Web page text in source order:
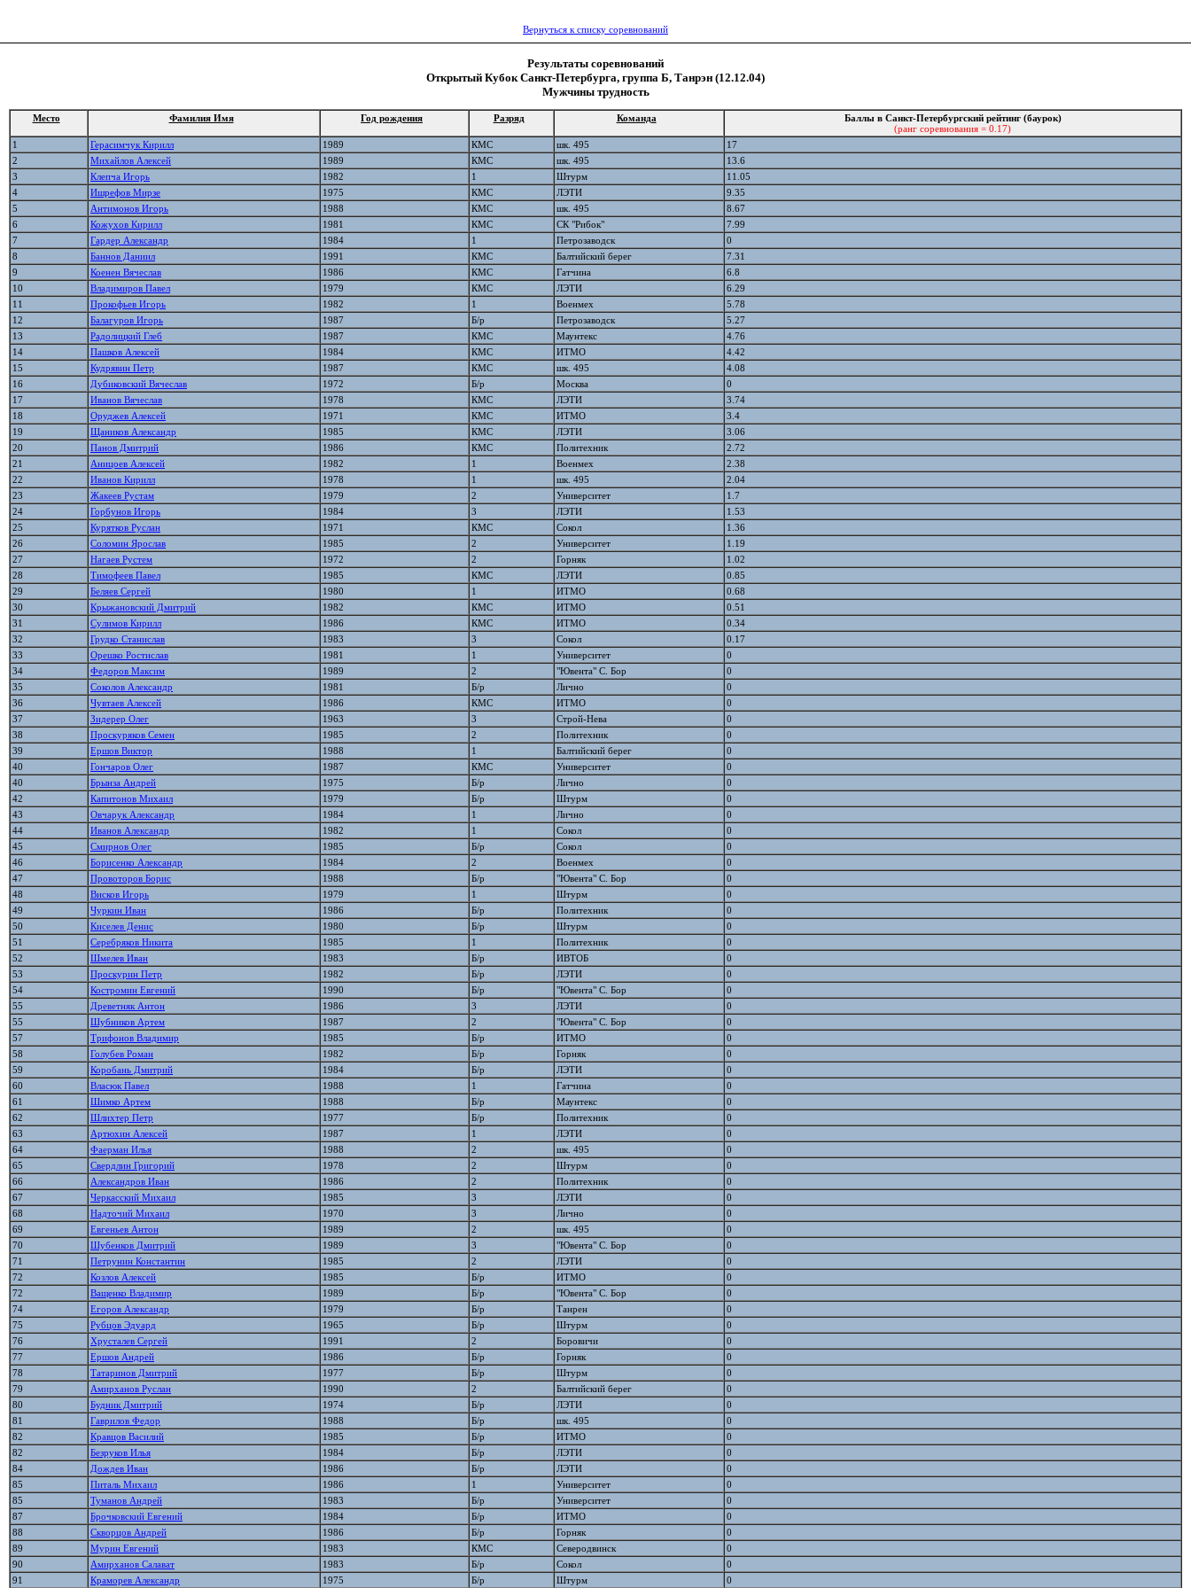
Вернуться к списку соревнований
Результаты соревнований
Открытый Кубок Санкт-Петербурга, группа Б, Танрэн (12.12.04)
Мужчины трудность
Место Фамилия Имя Год рождения Разряд Команда
Баллы в Санкт-Петербургский рейтинг (баурок)
(ранг соревнования = 0.17)
1
Герасимчук Кирилл 1989 КМС шк. 495
17
2
Михайлов Алексей 1989 КМС шк. 495
13.6
3
Клепча Игорь 1982 1 Штурм
11.05
4
Ишрефов Мирзе 1975 КМС ЛЭТИ
9.35
5
Антимонов Игорь 1988 КМС шк. 495
8.67
6
Кожухов Кирилл 1981 КМС СК "Рибок"
7.99
7
Гардер Александр 1984 1 Петрозаводск
0
8
Баннов Даниил 1991 КМС Балтийский берег
7.31
9
Коенен Вячеслав 1986 КМС Гатчина
6.8
10
Владимиров Павел 1979 КМС ЛЭТИ
6.29
11
Прокофьев Игорь 1982 1 Военмех
5.78
12
Балагуров Игорь 1987 Б/р Петрозаводск
5.27
13
Радолицкий Глеб 1987 КМС Маунтекс
4.76
14
Пашков Алексей 1984 КМС ИТМО
4.42
15
Кудрявин Петр 1987 КМС шк. 495
4.08
16
Дубиковский Вячеслав 1972 Б/р Москва
0
17
Иванов Вячеслав 1978 КМС ЛЭТИ
3.74
18
Оруджев Алексей 1971 КМС ИТМО
3.4
19
Щаников Александр 1985 КМС ЛЭТИ
3.06
20
Панов Дмитрий 1986 КМС Политехник
2.72
21
Аницоев Алексей 1982 1 Военмех
2.38
22
Иванов Кирилл 1978 1 шк. 495
2.04
23
Жакеев Рустам 1979 2 Университет
1.7
24
Горбунов Игорь 1984 3 ЛЭТИ
1.53
25
Курятков Руслан 1971 КМС Сокол
1.36
26
Соломин Ярослав 1985 2 Университет
1.19
27
Нагаев Рустем 1972 2 Горняк
1.02
28
Тимофеев Павел 1985 КМС ЛЭТИ
0.85
29
Беляев Сергей 1980 1 ИТМО
0.68
30
Крыжановский Дмитрий 1982 КМС ИТМО
0.51
31
Сулимов Кирилл 1986 КМС ИТМО
0.34
32
Грудко Станислав 1983 3 Сокол
0.17
33
Орешко Ростислав 1981 1 Университет
0
34
Федоров Максим 1989 2 "Ювента" С. Бор
0
35
Соколов Александр 1981 Б/р Лично
0
36
Чувтаев Алексей 1986 КМС ИТМО
0
37
Зидерер Олег 1963 3 Строй-Нева
0
38
Проскуряков Семен 1985 2 Политехник
0
39
Ершов Виктор 1988 1 Балтийский берег
0
40
Гончаров Олег 1987 КМС Университет
0
40
Брынза Андрей 1975 Б/р Лично
0
42
Капитонов Михаил 1979 Б/р Штурм
0
43
Овчарук Александр 1984 1 Лично
0
44
Иванов Александр 1982 1 Сокол
0
45
Смирнов Олег 1985 Б/р Сокол
0
46
Борисенко Александр 1984 2 Военмех
0
47
Провоторов Борис 1988 Б/р "Ювента" С. Бор
0
48
Висков Игорь 1979 1 Штурм
0
49
Чуркин Иван 1986 Б/р Политехник
0
50
Киселев Денис 1980 Б/р Штурм
0
51
Серебряков Никита 1985 1 Политехник
0
52
Шмелев Иван 1983 Б/р ИВТОБ
0
53
Проскурин Петр 1982 Б/р ЛЭТИ
0
54
Костромин Евгений 1990 Б/р "Ювента" С. Бор
0
55
Древетняк Антон 1986 3 ЛЭТИ
0
55
Шубников Артем 1987 2 "Ювента" С. Бор
0
57
Трифонов Владимир 1985 Б/р ИТМО
0
58
Голубев Роман 1982 Б/р Горняк
0
59
Коробань Дмитрий 1984 Б/р ЛЭТИ
0
60
Власюк Павел 1988 1 Гатчина
0
61
Шимко Артем 1988 Б/р Маунтекс
0
62
Шлихтер Петр 1977 Б/р Политехник
0
63
Артюхин Алексей 1987 1 ЛЭТИ
0
64
Фаерман Илья 1988 2 шк. 495
0
65
Свердлин Григорий 1978 2 Штурм
0
66
Александров Иван 1986 2 Политехник
0
67
Черкасский Михаил 1985 3 ЛЭТИ
0
68
Надточий Михаил 1970 3 Лично
0
69
Евгеньев Антон 1989 2 шк. 495
0
70
Шубенков Дмитрий 1989 3 "Ювента" С. Бор
0
71
Петрунин Константин 1985 2 ЛЭТИ
0
72
Козлов Алексей 1985 Б/р ИТМО
0
72
Ващенко Владимир 1989 Б/р "Ювента" С. Бор
0
74
Егоров Александр 1979 Б/р Танрен
0
75
Рубцов Эдуард 1965 Б/р Штурм
0
76
Хрусталев Сергей 1991 2 Боровичи
0
77
Ершов Андрей 1986 Б/р Горняк
0
78
Татаринов Дмитрий 1977 Б/р Штурм
0
79
Амирханов Руслан 1990 2 Балтийский берег
0
80
Будник Дмитрий 1974 Б/р ЛЭТИ
0
81
Гаврилов Федор 1988 Б/р шк. 495
0
82
Кравцов Василий 1985 Б/р ИТМО
0
82
Безруков Илья 1984 Б/р ЛЭТИ
0
84
Дождев Иван 1986 Б/р ЛЭТИ
0
85
Питаль Михаил 1986 1 Университет
0
85
Туманов Андрей 1983 Б/р Университет
0
87
Брочковский Евгений 1984 Б/р ИТМО
0
88
Скворцов Андрей 1986 Б/р Горняк
0
89
Мурин Евгений 1983 КМС Северодвинск
0
90
Амирханов Салават 1983 Б/р Сокол
0
91
Краморев Александр 1975 Б/р Штурм 0